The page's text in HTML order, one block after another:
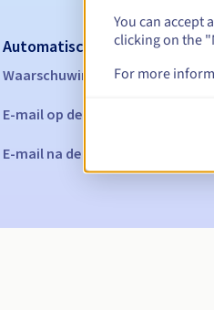
Automatische meldingen:
Waarschuwings-e-mails:60, 30,
E-mail op de vervaldatum
E-mail na de Redemption Grace
You can accept
clicking on the
For more